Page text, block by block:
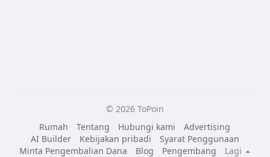
© 2026 ToPoin
Rumah
Tentang Hubungi kami
Advertising
AI Builder
Kebijakan pribadi
Syarat Penggunaan
Minta Pengembalian Dana
Blog Pengembang
Lagi